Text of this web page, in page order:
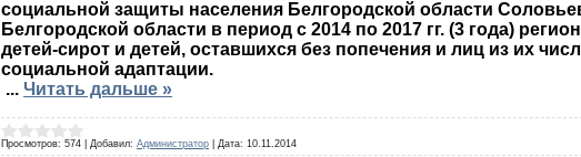
социальной защиты населения Белгородской области
Белгородской области в период с 2014 по 2017 гг. (3 года)
детей-сирот и детей, оставшихся без попечения и лиц из их
социальной адаптации.
... Читать дальше »
Просмотров: 574 Добавил: Администратор Дата: 10.11.2014